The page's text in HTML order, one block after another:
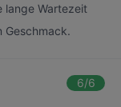
lange Wartezeit
Geschmack.
6/6